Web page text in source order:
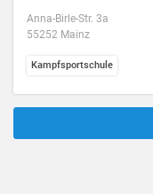
Anna-Birle-Str. 3a
55252 Mainz
Kampfsportschule